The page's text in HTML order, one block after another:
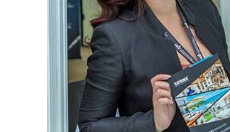
Лондон
Лос-Анджелес
Москва
Париж